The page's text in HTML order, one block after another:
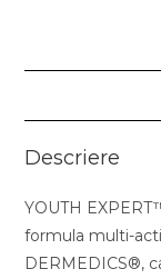
Descriere
YOUTH
formula multi-
DERMEDICS®,